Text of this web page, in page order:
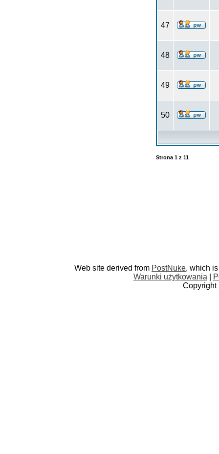
47
48
49
50
Strona 1z 11
Web site derived from PostNuke, which
Warunki użytkowania
Copyright